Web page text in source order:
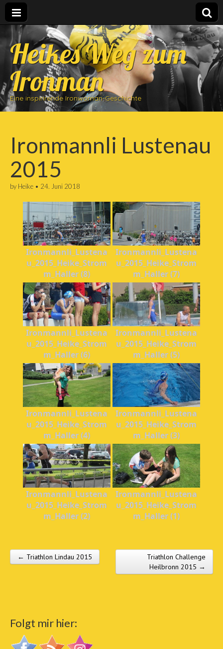
Heikes Weg zum
Ironman
Eine inspirirende Ironwoman-Geschichte
Ironmannli Lustenau
2015
by Heike • 24. Juni 2018
Ironmannli_Lustena
u_2015_Heike_Strom
m_Haller (8)
Ironmannli_Lustena
u_2015_Heike_Strom
m_Haller (7)
Ironmannli_Lustena
u_2015_Heike_Strom
m_Haller (6)
Ironmannli_Lustena
u_2015_Heike_Strom
m_Haller (5)
Ironmannli_Lustena
u_2015_Heike_Strom
m_Haller (4)
Ironmannli_Lustena
u_2015_Heike_Strom
m_Haller (3)
Ironmannli_Lustena
u_2015_Heike_Strom
m_Haller (2)
Ironmannli_Lustena
u_2015_Heike_Strom
m_Haller (1)
Post navigation
← Triathlon Lindau 2015
Triathlon Challenge
Heilbronn 2015 →
Folgt mir hier: